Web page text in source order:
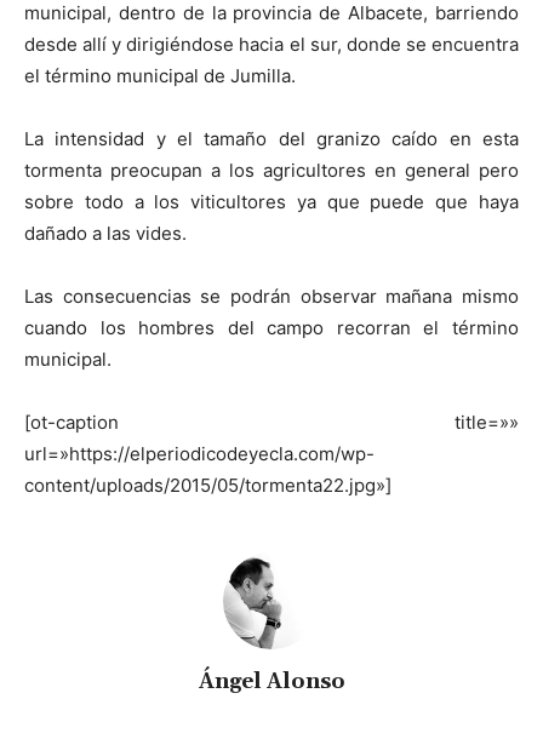
municipal, dentro de la provincia de Albacete, barriendo
desde allí y dirigiéndose hacia el sur, donde se encuentra
el término municipal de Jumilla.
La intensidad y el tamaño del granizo caído en esta
tormenta preocupan a los agricultores en general pero
sobre todo a los viticultores ya que puede que haya
dañado a las vides.
Las consecuencias se podrán observar mañana mismo
cuando los hombres del campo recorran el término
municipal.
[ot-caption title=»»
url=»https://elperiodicodeyecla.com/wp-
content/uploads/2015/05/tormenta22.jpg»]
Ángel Alonso